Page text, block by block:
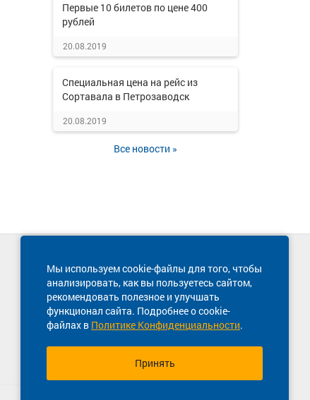
Первые 10 билетов по цене 400
рублей
20.08.2019
Специальная цена на рейс из
Сортавала в Петрозаводск
20.08.2019
Все новости »
Мы используем cookie-файлы для того, чтобы
анализировать, как вы пользуетесь сайтом,
рекомендовать полезное и улучшать
функционал сайта. Подробнее о cookie-
файлах в Политике Конфиденциальности.
Принять
Техническая поддержка сайта
8 800 600-03-38